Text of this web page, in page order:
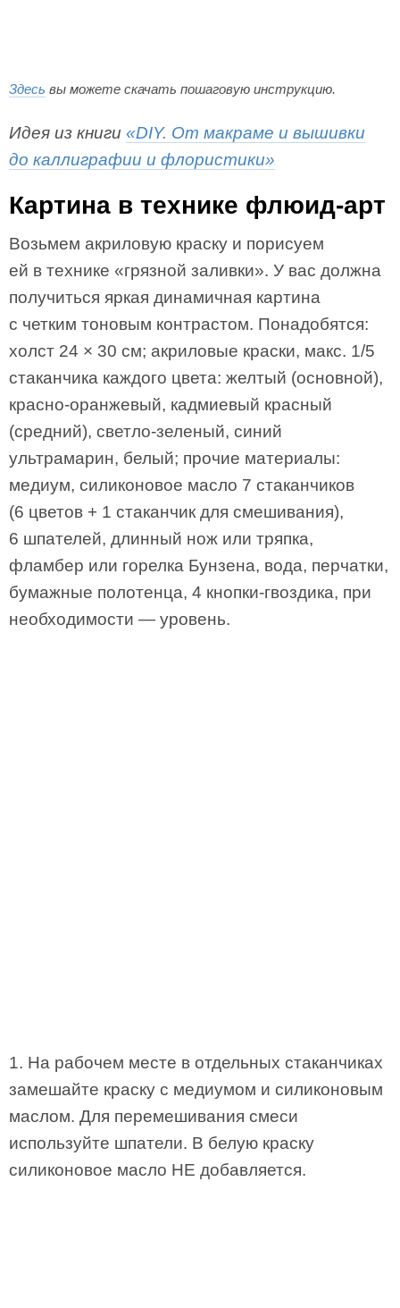
Здесь вы можете скачать пошаговую инструкцию.
Идея из книги «DIY. От макраме и вышивки
до каллиграфии и флористики»
Картина в технике флюид-арт
Возьмем акриловую краску и порисуем
ей в технике «грязной заливки». У вас должна
получиться яркая динамичная картина
с четким тоновым контрастом. Понадобятся:
холст 24 × 30 см; акриловые краски, макс. 1/5
стаканчика каждого цвета: желтый (основной),
красно-оранжевый, кадмиевый красный
(средний), светло-зеленый, синий
ультрамарин, белый; прочие материалы:
медиум, силиконовое масло 7 стаканчиков
(6 цветов + 1 стаканчик для смешивания),
6 шпателей, длинный нож или тряпка,
фламбер или горелка Бунзена, вода, перчатки,
бумажные полотенца, 4 кнопки-гвоздика, при
необходимости — уровень.
1. На рабочем месте в отдельных стаканчиках
замешайте краску с медиумом и силиконовым
маслом. Для перемешивания смеси
используйте шпатели. В белую краску
силиконовое масло НЕ добавляется.